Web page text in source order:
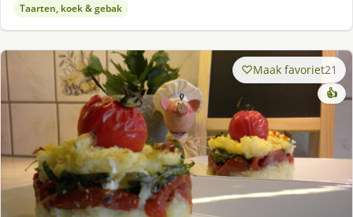
Taarten, koek & gebak
Maak favoriet21
👍